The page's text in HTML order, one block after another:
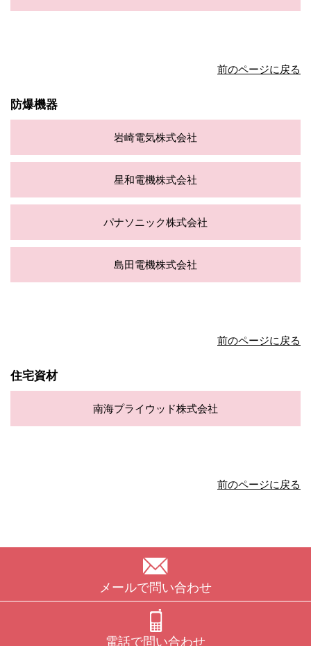
前のページに戻る
防爆機器
岩崎電気株式会社
星和電機株式会社
パナソニック株式会社
島田電機株式会社
前のページに戻る
住宅資材
南海プライウッド株式会社
前のページに戻る
メールで問い合わせ
電話で問い合わせ